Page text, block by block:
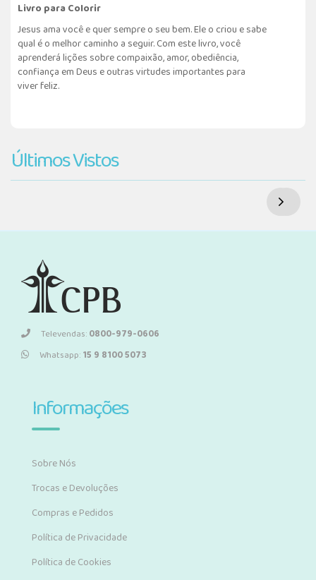
Livro para Colorir
Jesus ama você e quer sempre o seu bem. Ele o criou e sabe
qual é o melhor caminho a seguir. Com este livro, você
aprenderá lições sobre compaixão, amor, obediência,
confiança em Deus e outras virtudes importantes para
viver feliz.
Últimos Vistos
Televendas:0800-979-0606
Whatsapp:15 9 8100 5073
Informações
Sobre Nós
Trocas e Devoluções
Compras e Pedidos
Política de Privacidade
Política de Cookies